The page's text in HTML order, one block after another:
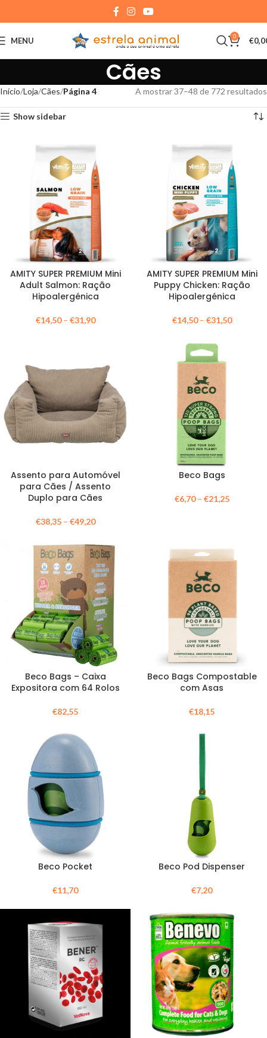
MENU 0 €
Cães
Início Loja Cães Página 4 A mostrar 37–48 de 772 resultados
Show sidebar
AMITY SUPER PREMIUM Mini
Adult Salmon: Ração
Hipoalergénica
€14,50– €31,90
AMITY SUPER PREMIUM Mini
Puppy Chicken: Ração
Hipoalergénica
€14,50– €31,50
Assento para Automóvel
para Cães / Assento
Duplo para Cães
€38,35– €49,20
Beco Bags
€6,70– €21,25
Beco Bags – Caixa
Expositora com 64 Rolos
€82,55
Beco Bags Compostable
com Asas
€18,15
Beco Pocket
€11,70
Beco Pod Dispenser
€7,20